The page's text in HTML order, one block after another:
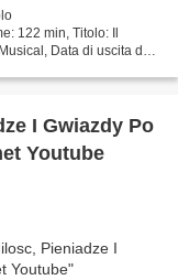
122 min, Titolo: Il
Data di uscita del
I Gwiazdy Po
Youtube